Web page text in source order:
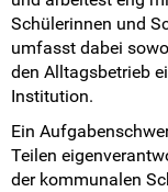
Termine
Shop
Kontakt
Intern
Schülerinnen und
umfasst dabei
den Alltagsbetrieb
Institution.
Ein
Teilen
der kommunalen